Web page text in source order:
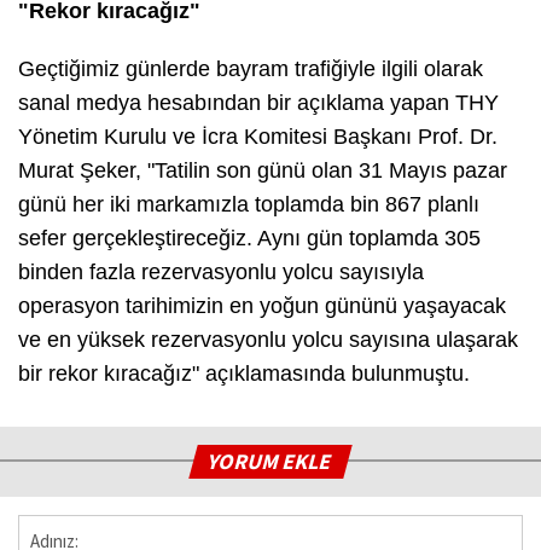
"Rekor kıracağız"
Geçtiğimiz günlerde bayram trafiğiyle ilgili olarak
sanal medya hesabından bir açıklama yapan THY
Yönetim Kurulu ve İcra Komitesi Başkanı Prof. Dr.
Murat Şeker, "Tatilin son günü olan 31 Mayıs pazar
günü her iki markamızla toplamda bin 867 planlı
sefer gerçekleştireceğiz. Aynı gün toplamda 305
binden fazla rezervasyonlu yolcu sayısıyla
operasyon tarihimizin en yoğun gününü yaşayacak
ve en yüksek rezervasyonlu yolcu sayısına ulaşarak
bir rekor kıracağız" açıklamasında bulunmuştu.
YORUM EKLE